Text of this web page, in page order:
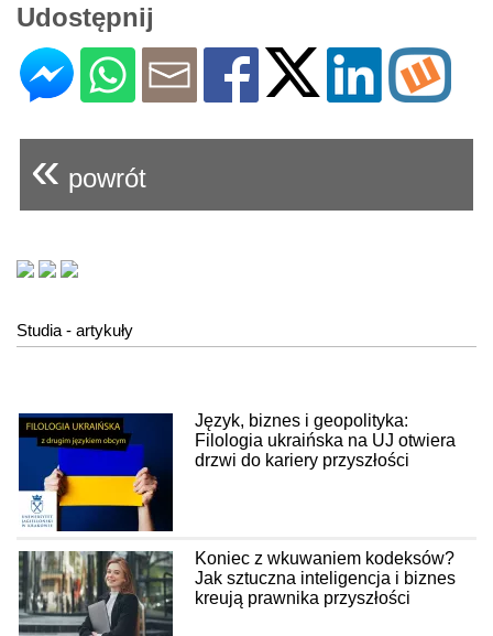
Udostępnij
« powrót
Studia - artykuły
Język, biznes i geopolityka:
Filologia ukraińska na UJ otwiera
drzwi do kariery przyszłości
Koniec z wkuwaniem kodeksów?
Jak sztuczna inteligencja i biznes
kreują prawnika przyszłości